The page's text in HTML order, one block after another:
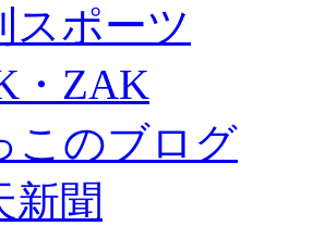
スポーツ
・ZAK
このブログ
新聞